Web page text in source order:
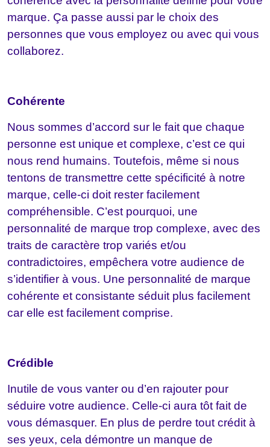
marque. Ça passe aussi par le choix des
personnes que vous employez ou avec qui vous
collaborez.
Cohérente
Nous sommes d’accord sur le fait que chaque
personne est unique et complexe, c’est ce qui
nous rend humains. Toutefois, même si nous
tentons de transmettre cette spécificité à notre
marque, celle-ci doit rester facilement
compréhensible. C’est pourquoi, une
personnalité de marque trop complexe, avec des
traits de caractère trop variés et/ou
contradictoires, empêchera votre audience de
s’identifier à vous. Une personnalité de marque
cohérente et consistante séduit plus facilement
car elle est facilement comprise.
Crédible
Inutile de vous vanter ou d’en rajouter pour
séduire votre audience. Celle-ci aura tôt fait de
vous démasquer. En plus de perdre tout crédit à
ses yeux, cela démontre un manque de